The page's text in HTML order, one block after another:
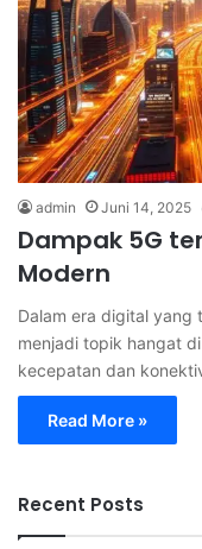
admin Juni 14, 2025
Dampak 5G
Modern
Dalam era digital yang
menjadi topik hangat
kecepatan dan
Read More »
Recent Posts